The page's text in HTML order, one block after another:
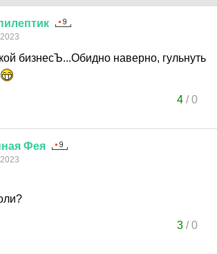
бизнесЪ...Обидно наверно, гульнуть
4/0
Фея
3/0